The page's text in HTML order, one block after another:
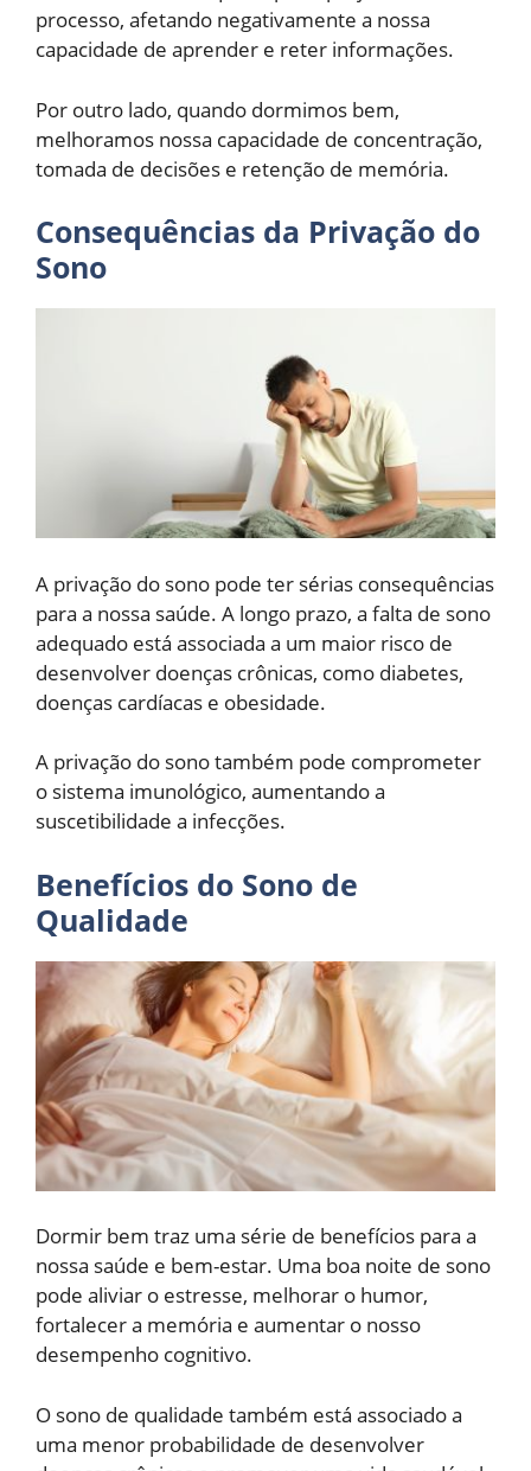
processo, afetando negativamente a nossa
capacidade de aprender e reter informações.
Por outro lado, quando dormimos bem,
melhoramos nossa capacidade de concentração,
tomada de decisões e retenção de memória.
Consequências da Privação do
Sono
A privação do sono pode ter sérias consequências
para a nossa saúde. A longo prazo, a falta de sono
adequado está associada a um maior risco de
desenvolver doenças crônicas, como diabetes,
doenças cardíacas e obesidade.
A privação do sono também pode comprometer
o sistema imunológico, aumentando a
suscetibilidade a infecções.
Benefícios do Sono de
Qualidade
Dormir bem traz uma série de benefícios para a
nossa saúde e bem-estar. Uma boa noite de sono
pode aliviar o estresse, melhorar o humor,
fortalecer a memória e aumentar o nosso
desempenho cognitivo.
O sono de qualidade também está associado a
uma menor probabilidade de desenvolver